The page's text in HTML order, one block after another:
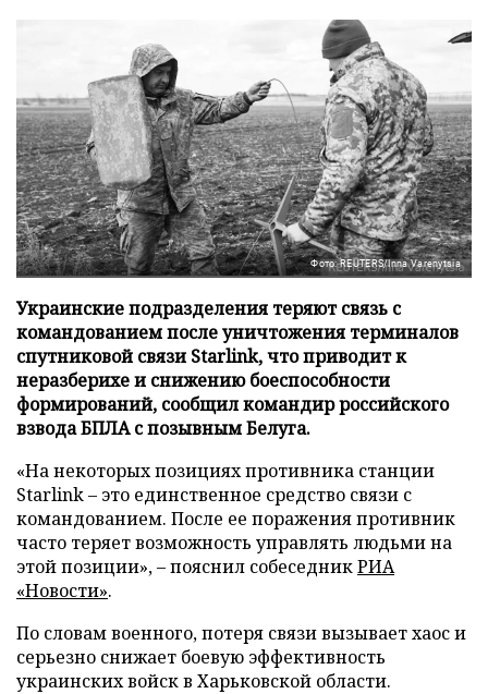
Фото: REUTERS/Inna Varenytsia
Украинские подразделения теряют связь с
командованием после уничтожения терминалов
спутниковой связи Starlink, что приводит к
неразберихе и снижению боеспособности
формирований, сообщил командир российского
взвода БПЛА с позывным Белуга.
«На некоторых позициях противника станции
Starlink – это единственное средство связи с
командованием. После ее поражения противник
часто теряет возможность управлять людьми на
этой позиции», – пояснил собеседникРИА
«Новости».
По словам военного, потеря связи вызывает хаос и
серьезно снижает боевую эффективность
украинских войск в Харьковской области.